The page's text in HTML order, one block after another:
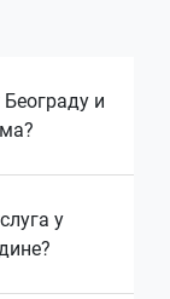
и
зависи
у